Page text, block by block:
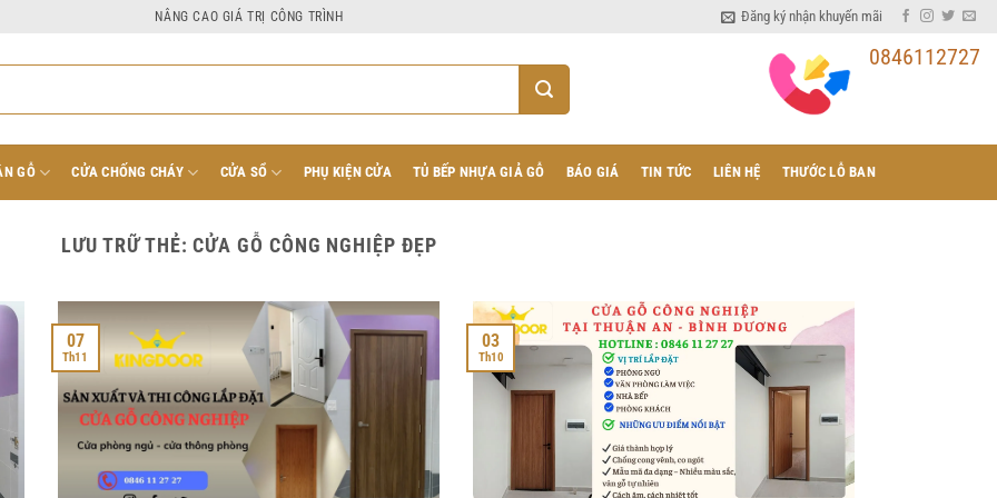
NÂNG CAO GIÁ TRỊ CÔNG TRÌNH Đăng ký nhận khuyến mãi
0846112727
GỖ CỬA CHỐNG CHÁY CỬA SỔ PHỤ KIỆN CỬA TỦ BẾP NHỰA GIẢ GỖ BÁO GIÁ TIN TỨC LIÊN HỆ THƯỚC LỖ BAN
LƯU TRỮ THẺ:CỬA GỖ CÔNG NGHIỆP ĐẸP
07
Th11
03
Th10